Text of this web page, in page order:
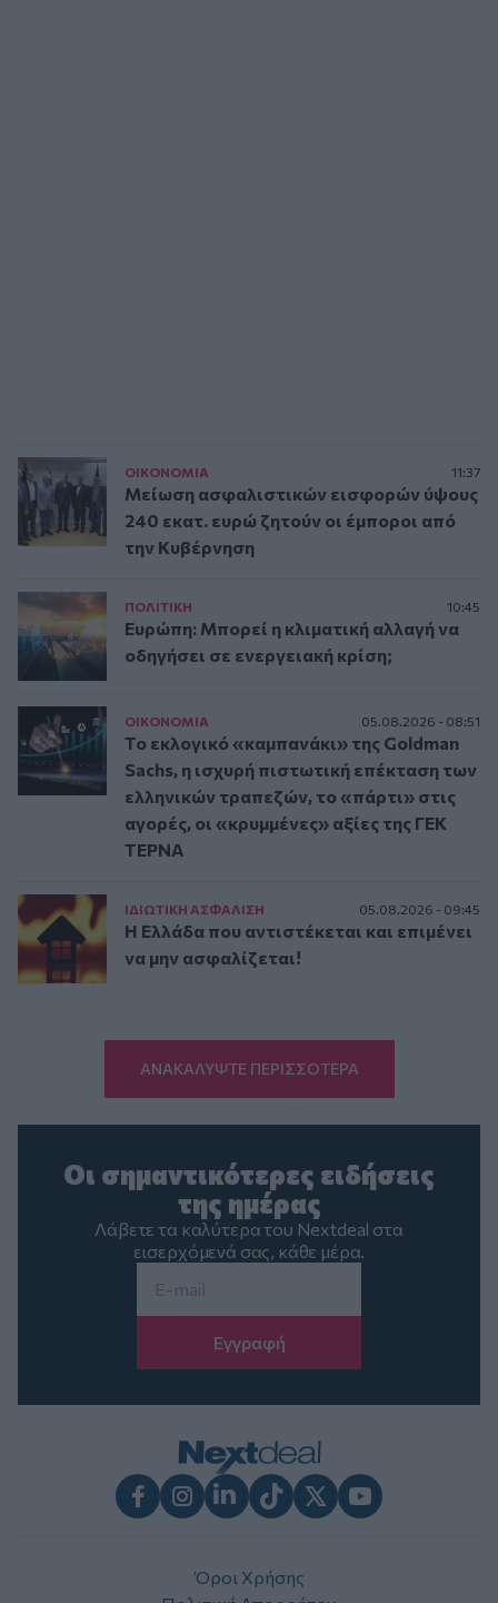
ΟΙΚΟΝΟΜΙΑ 11:37
Μείωση ασφαλιστικών εισφορών ύψους
240 εκατ. ευρώ ζητούν οι έμποροι από
την Κυβέρνηση
ΠΟΛΙΤΙΚΗ 10:45
Ευρώπη: Μπορεί η κλιματική αλλαγή να
οδηγήσει σε ενεργειακή κρίση;
ΟΙΚΟΝΟΜΙΑ 05.08.2026 - 08:51
Το εκλογικό «καμπανάκι» της Goldman
Sachs, η ισχυρή πιστωτική επέκταση των
ελληνικών τραπεζών, το «πάρτι» στις
αγορές, οι «κρυμμένες» αξίες της ΓΕΚ
ΤΕΡΝΑ
ΙΔΙΩΤΙΚΗ ΑΣΦAΛΙΣΗ 05.08.2026 - 09:45
Η Ελλάδα που αντιστέκεται και επιμένει
να μην ασφαλίζεται!
ΑΝΑΚΑΛΥΨΤΕ ΠΕΡΙΣΣΟΤΕΡΑ
Οι σημαντικότερες ειδήσεις
της ημέρας
Λάβετε τα καλύτερα του Nextdeal στα
εισερχόμενά σας, κάθε μέρα.
Όροι Χρήσης